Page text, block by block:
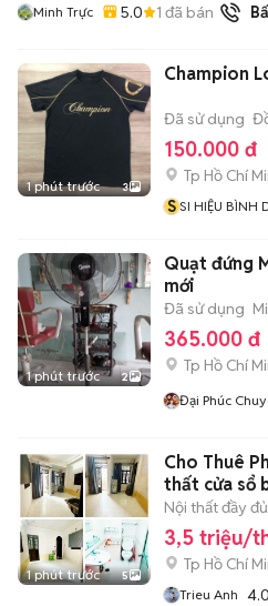
Minh Trực 5.0 1 đã bán
1 phút trước 3
Champion
Đã sử dụng
150.000 đ
Tp Hồ Chí
S SI HIỆU BÌNH
1 phút trước 2
Quạt đứng
mới
Đã sử dụng
365.000 đ
Tp Hồ Chí
Đại Phúc
1 phút trước 5
Cho Thuê
thất cửa sổ
Nội thất đầy đủ
3,5 triệu/
Tp Hồ Chí
Trieu Anh 4.0